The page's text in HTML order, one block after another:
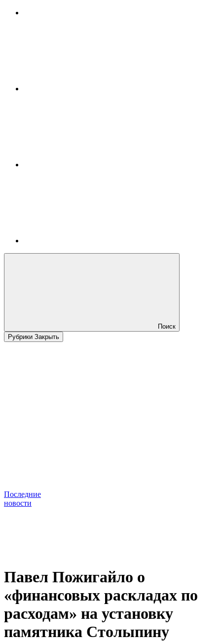
Поиск
Рубрики Закрыть
Последние
новости
Павел Пожигайло о
«финансовых раскладах по
расходам» на установку
памятника Столыпину